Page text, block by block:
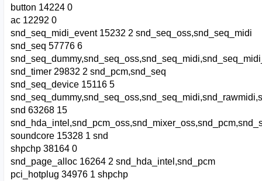
button 14224 0
ac 12292 0
snd_seq_midi_event 15232 2 snd_seq_oss,snd_seq_midi
snd_seq 57776 6
snd_timer 29832 2 snd_pcm,snd_seq
snd_seq_device 15116 5
snd 63268 15
soundcore 15328 1 snd
shpchp 38164 0
snd_page_alloc 16264 2 snd_hda_intel,snd_pcm
pci_hotplug 34976 1 shpchp